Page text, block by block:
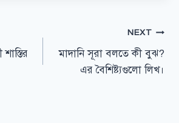
NEXT
মাদানি সূরা বলতে কী বুঝ?
এর বৈশিষ্ট্যগুলো লিখ।